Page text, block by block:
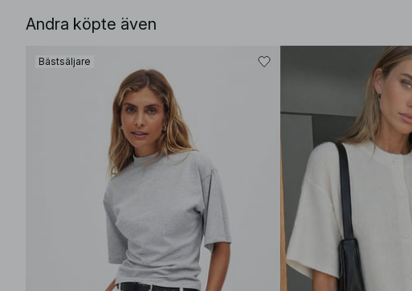
Andra köpte även
Bästsäljare